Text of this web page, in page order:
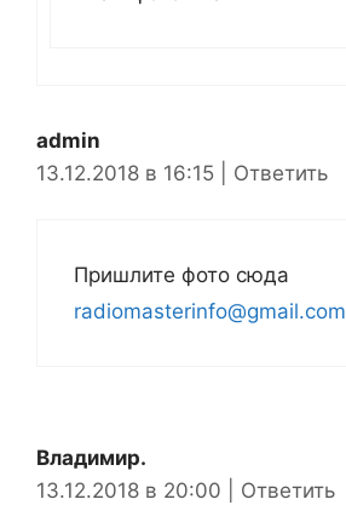
admin
13.12.2018 в 16:15
Ответить
Пришлите фото сюда
radiomasterinfo@gmail.com
Владимир.
13.12.2018 в 20:00
Ответить